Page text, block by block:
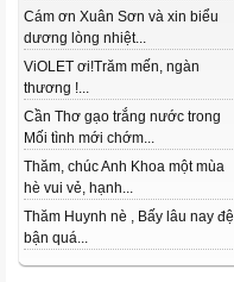
Cám ơn Xuân Sơn và xin biểu
dương lòng nhiệt...
ViOLET ơi!Trăm mến, ngàn
thương !...
Cần Thơ gạo trắng nước trong
Mối tình mới chớm...
Thăm, chúc Anh Khoa một mùa
hè vui vẻ, hạnh...
Thăm Huynh nè , Bấy lâu nay đệ
bận quá...